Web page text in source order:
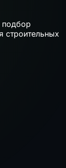
строительных